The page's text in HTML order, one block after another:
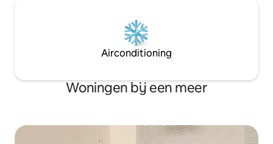
hanok die zich richt op doordachte
netheid en gemak. Bedankt:)
Airconditioning
Woningen bij een meer